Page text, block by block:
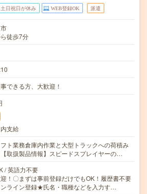
土日祝日が休み WEB登録OK 派遣
徒歩7分
できる方、大歓迎！
支給
ト業務倉庫内作業と大型トラックへの荷積み
取扱製品情報】スピードスプレイヤーの…
/ 英語力不要
！〇まずは事前登録だけでもOK！履歴書不要
ライン登録★氏名・職種などを入力す…